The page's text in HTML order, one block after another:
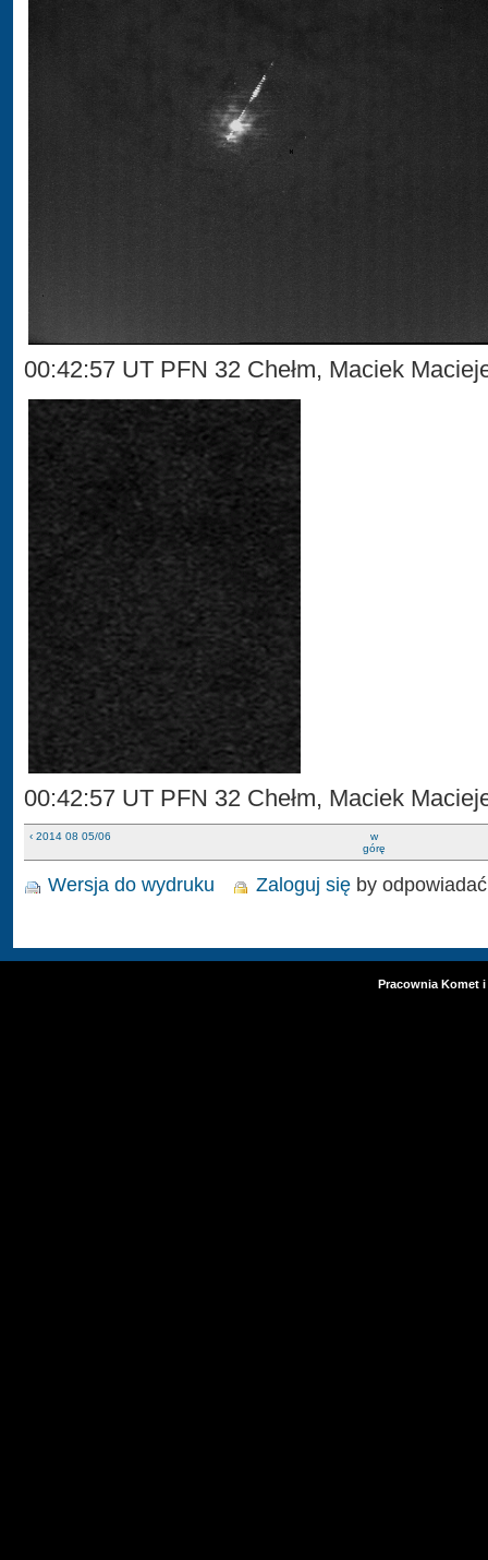
00:42:57 UT PFN 32 Chełm, Maciek
00:42:57 UT PFN 32 Chełm, Maciek
‹ 2014 08 05/06
w
górę
Wersja do wydruku Zaloguj się by odpowiadać
Pracownia Komet